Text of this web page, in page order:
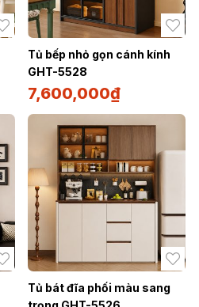
Tủ bếp nhỏ gọn cánh kính
GHT-5528
7,600,000₫
Tủ bát đĩa phối màu sang